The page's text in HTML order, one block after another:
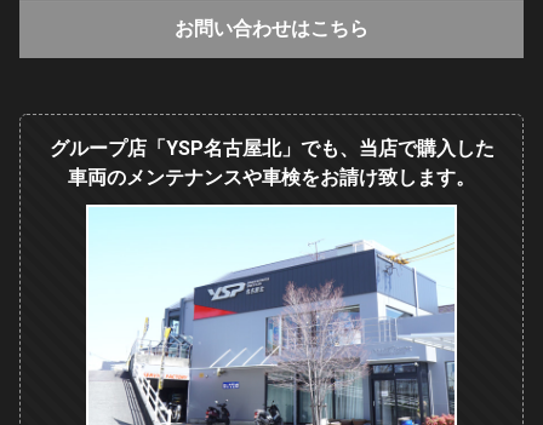
お問い合わせはこちら
グループ店「YSP名古屋北」でも、当店で購入した
車両のメンテナンスや車検をお請け致します。